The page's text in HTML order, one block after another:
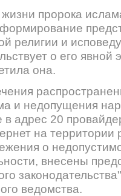
пророка
религии и
о его явной
она.
и недопущения
в адрес 20
на
о
внесены
ведомства.